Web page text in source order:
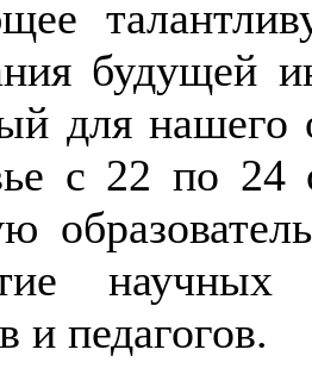
будущей
для нашего
с 22 по 24
научных
и педагогов.